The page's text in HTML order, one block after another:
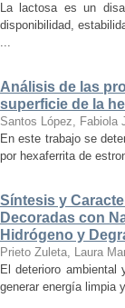
La lactosa es un
disponibilidad,
...
Análisis de las
superficie de la
Santos López, Fabiola
En este trabajo se
por hexaferrita de
Síntesis y
Decoradas con
Hidrógeno y
Prieto Zuleta, Laura
El deterioro ambiental
generar energía limpia